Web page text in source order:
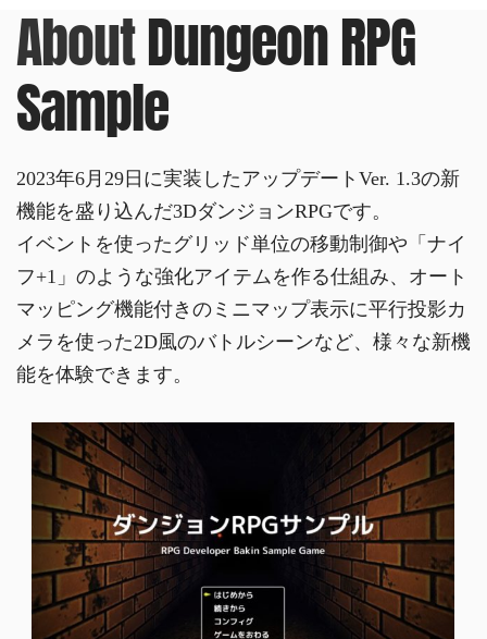
AboutDungeon RPG
Sample
2023年6月29日に実装したアップデートVer. 1.3の新
機能を盛り込んだ3DダンジョンRPGです。
イベントを使ったグリッド単位の移動制御や「ナイ
フ+1」のような強化アイテムを作る仕組み、オート
マッピング機能付きのミニマップ表示に平行投影カ
メラを使った2D風のバトルシーンなど、様々な新機
能を体験できます。